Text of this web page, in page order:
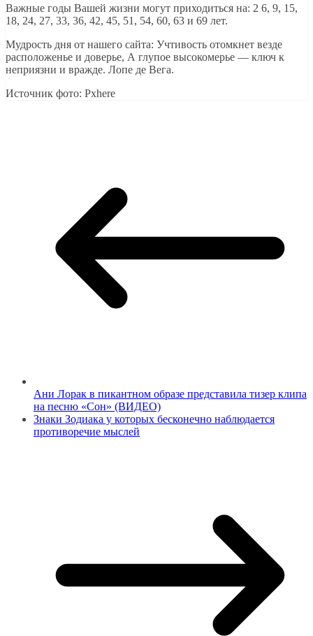
Важные годы Вашей жизни могут приходиться на: 2 6, 9, 15,
18, 24, 27, 33, 36, 42, 45, 51, 54, 60, 63 и 69 лет.
Мудрость дня от нашего сайта: Учтивость отомкнет везде
расположенье и доверье, А глупое высокомерье — ключ к
неприязни и вражде. Лопе де Вега.
Источник фото: Pxhere
Ани Лорак в пикантном образе представила тизер клипа
на песню «Сон» (ВИДЕО)
Знаки Зодиака у которых бесконечно наблюдается
противоречие мыслей